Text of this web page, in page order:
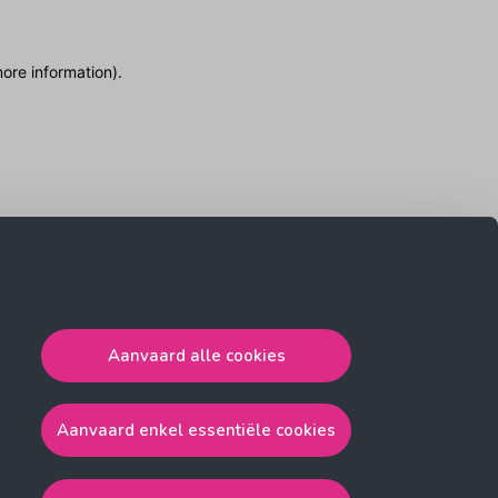
Aanvaard alle cookies
Aanvaard enkel essentiële cookies
information).